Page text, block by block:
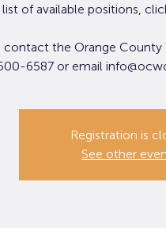
list of available positions,
contact the Orange
6587 or email
Registration is
See other